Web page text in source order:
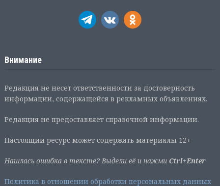
Внимание
Редакция не несет ответственности за достоверность
информации, содержащейся в рекламных объявлениях.
Редакция не предоставляет справочной информации.
Настоящий ресурс может содержать материалы 12+
Нашлась ошибка в тексте? Выдели её и нажми Ctrl+Enter
Политика в отношении обработки персональных данных